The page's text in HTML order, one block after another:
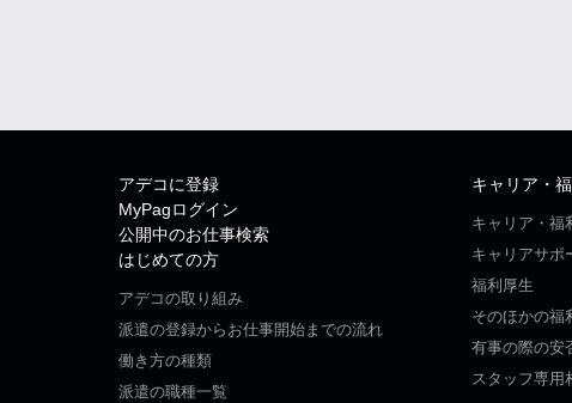
アデコに登録
MyPagログイン
公開中のお仕事検索
はじめての方
アデコの取り組み
派遣の登録からお仕事開始までの流れ
働き方の種類
派遣の職種一覧
キャリア・
キャリア・福
キャリアサポ
福利厚生
そのほかの福
有事の際の安
スタッフ専用